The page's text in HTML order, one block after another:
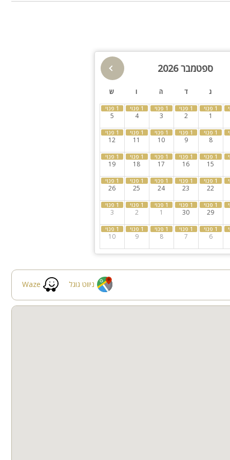
מיקרוגל, פינת קפה וחדר
ספטמבר 2026
ג ד ה ו ש
1
2
3
4
5
8
9
10
11
12
15
16
17
18
19
22
23
24
25
26
29
30
1
2
3
6
7
8
9
10
Waze ניווט גוגל